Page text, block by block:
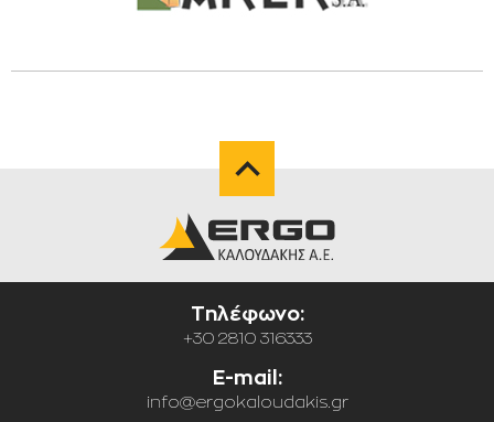
Τηλέφωνο:
+30 2810 316333
E-mail:
info@ergokaloudakis.gr